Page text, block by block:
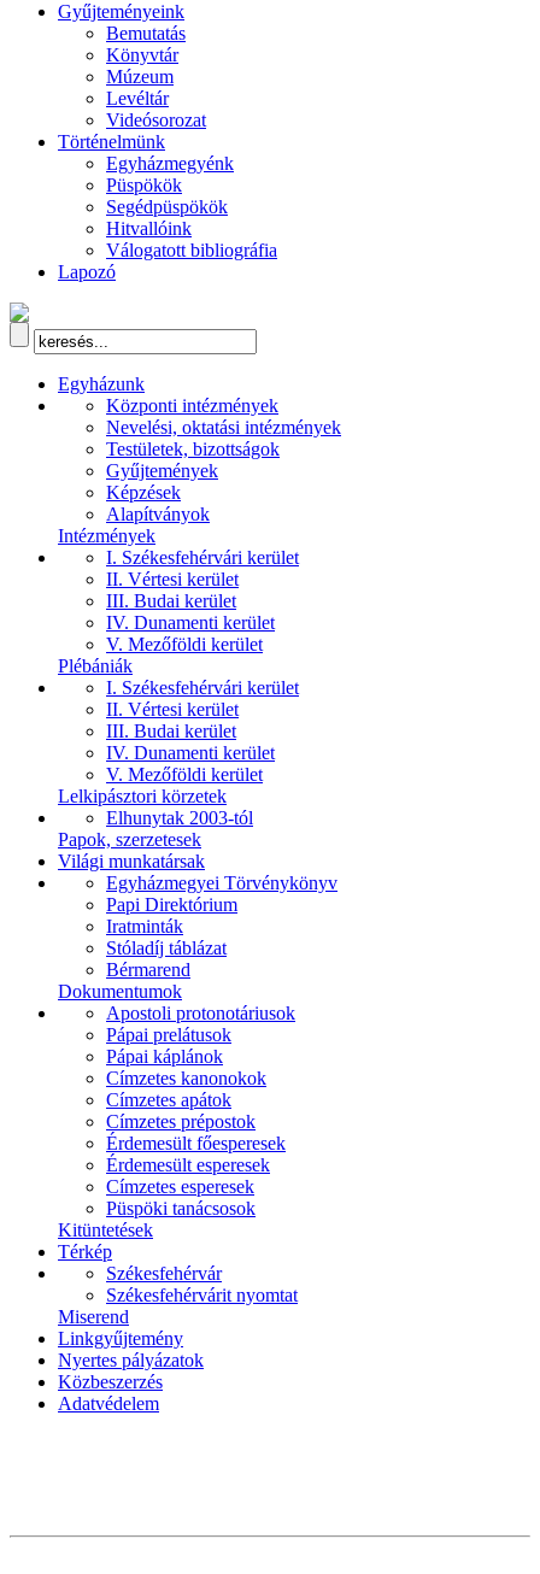
Gyűjteményeink
Bemutatás
Könyvtár
Múzeum
Levéltár
Videósorozat
Történelmünk
Egyházmegyénk
Püspökök
Segédpüspökök
Hitvallóink
Válogatott bibliográfia
Lapozó
Egyházunk
Központi intézmények
Nevelési, oktatási intézmények
Testületek, bizottságok
Gyűjtemények
Képzések
Alapítványok
Intézmények
I. Székesfehérvári kerület
II. Vértesi kerület
III. Budai kerület
IV. Dunamenti kerület
V. Mezőföldi kerület
Plébániák
I. Székesfehérvári kerület
II. Vértesi kerület
III. Budai kerület
IV. Dunamenti kerület
V. Mezőföldi kerület
Lelkipásztori körzetek
Elhunytak 2003-tól
Papok, szerzetesek
Világi munkatársak
Egyházmegyei Törvénykönyv
Papi Direktórium
Iratminták
Stóladíj táblázat
Bérmarend
Dokumentumok
Apostoli protonotáriusok
Pápai prelátusok
Pápai káplánok
Címzetes kanonokok
Címzetes apátok
Címzetes prépostok
Érdemesült főesperesek
Érdemesült esperesek
Címzetes esperesek
Püspöki tanácsosok
Kitüntetések
Térkép
Székesfehérvár
Székesfehérvárit nyomtat
Miserend
Linkgyűjtemény
Nyertes pályázatok
Közbeszerzés
Adatvédelem